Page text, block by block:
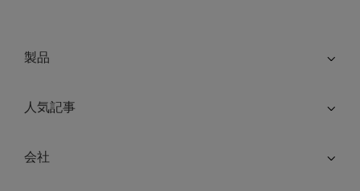
製品
人気記事
会社